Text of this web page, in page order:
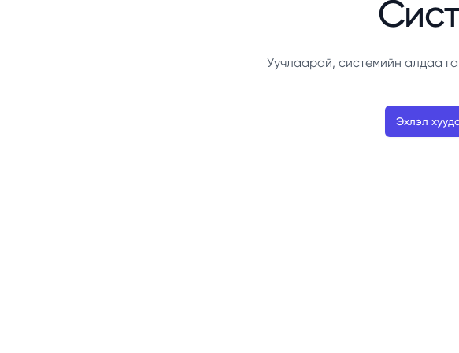
Уучлаарай, системийн алдаа
Эхлэл